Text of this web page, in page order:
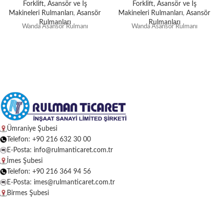
Forklift, Asansör ve İş
Makineleri Rulmanları, Asansör
Rulmanları
Wanda Asansör Rulmanı
Forklift, Asansör ve İş
Makineleri Rulmanları, Asansör
Rulmanları
Wanda Asansör Rulmanı
Ümraniye Şubesi
Telefon: +90 216 632 30 00
E-Posta: info@rulmanticaret.com.tr
İmes Şubesi
Telefon: +90 216 364 94 56
E-Posta: imes@rulmanticaret.com.tr
Birmes Şubesi